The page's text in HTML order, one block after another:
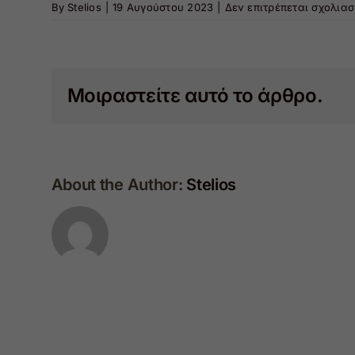
By Stelios 19 Αυγούστου 2023 Δεν επιτρέπεται
Μοιραστείτε αυτό το άρθρο.
About the Author: Stelios